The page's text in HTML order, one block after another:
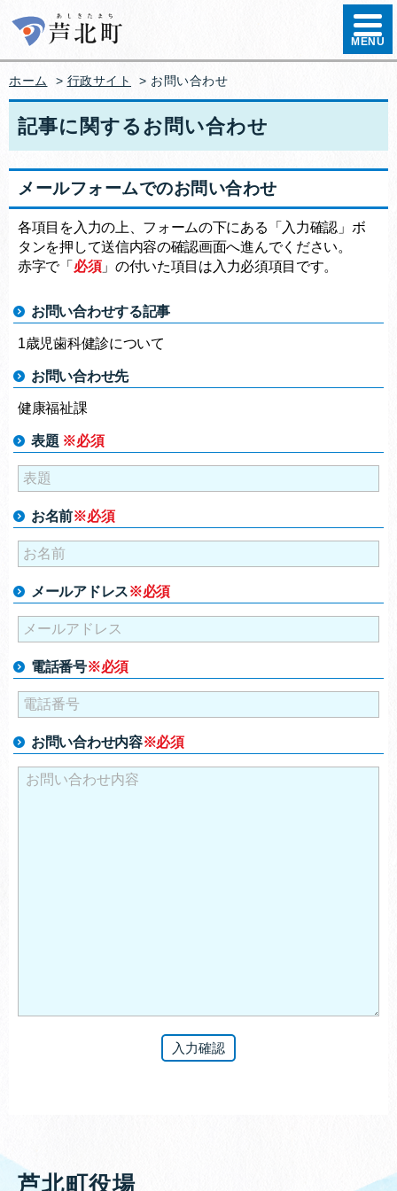
ハンバ
MENU
ホーム > 行政サイト > お問い合わせ
記事に関するお問い合わせ
メールフォームでのお問い合わせ
各項目を入力の上、フォームの下にある「入力確認」ボ
タンを押して送信内容の確認画面へ進んでください。
赤字で「 必須」の付いた項目は入力必須項目です。
お問い合わせする記事
1歳児歯科健診について
お問い合わせ先
健康福祉課
表題 ※必須
お名前※必須
メールアドレス※必須
電話番号※必須
お問い合わせ内容※必須
芦北町役場